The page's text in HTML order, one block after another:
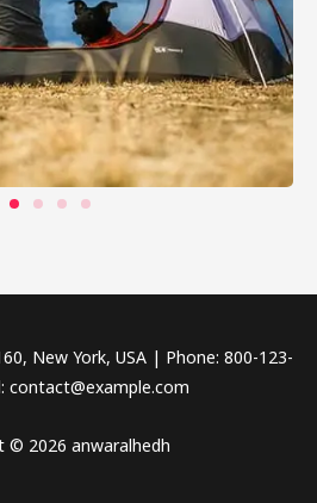
New York, USA | Phone: 800-123-
contact@example.com
© 2026 anwaralhedh